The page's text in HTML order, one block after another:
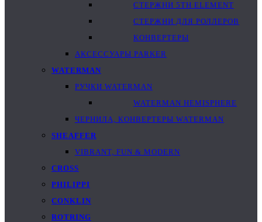
СТЕРЖНИ 5TH ELEMENT
СТЕРЖНИ ДЛЯ РОЛЛЕРОВ
КОНВЕРТЕРЫ
АКСЕССУАРЫ PARKER
WATERMAN
РУЧКИ WATERMAN
WATERMAN HEMISPHERE
ЧЕРНИЛА, КОНВЕРТЕРЫ WATERMAN
SHEAFFER
VIBRANT, FUN & MODERN
CROSS
PHILIPPI
CONKLIN
ROTRING